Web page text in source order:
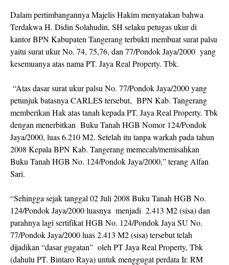
Dalam pertimbangannya Majelis Hakim menyatakan bahwa
Terdakwa H. Didin Solahudin, SH selaku petugas ukur di
kantor BPN Kabupaten Tangerang terbukti membuat surat palsu
yaitu surat ukur No. 74, 75,76, dan 77/Pondok Jaya/2000 yang
kesemuanya atas nama PT. Jaya Real Property. Tbk.
“Atas dasar surat ukur palsu No. 77/Pondok Jaya/2000 yang
petunjuk batasnya CARLES tersebut, BPN Kab. Tangerang
memberikan Hak atas tanah kepada PT. Jaya Real Property. Tbk
dengan menerbitkan Buku Tanah HGB Nomor 124/Pondok
Jaya/2000, luas 6.210 M2. Setelah itu tanpa warkah pada tahun
2008 Kepala BPN Kab. Tangerang memecah/memisahkan
Buku Tanah HGB No. 124/Pondok Jaya/2000,” terang Alfan
Sari.
“Sehingga sejak tanggal 02 Juli 2008 Buku Tanah HGB No.
124/Pondok Jaya/2000 luasnya menjadi 2.413 M2 (sisa) dan
parahnya lagi sertifikat HGB No. 124/Pondok Jaya SU No.
77/Pondok Jaya/2000 luas 2.413 M2 (sisa) tersebut telah
dijadikan “dasar gugatan” oleh PT Jaya Real Property, Tbk
(dahulu PT. Bintaro Raya) untuk menggugat perdata Ir. RM